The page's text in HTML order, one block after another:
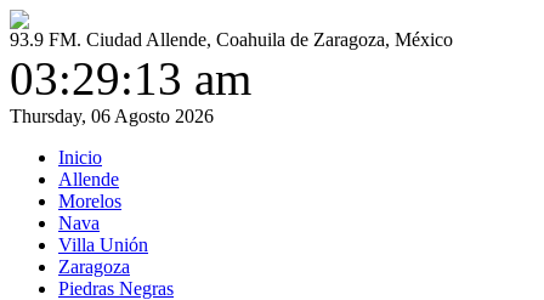
93.9 FM. Ciudad Allende, Coahuila de Zaragoza, México
03:29:13 am
Thursday, 06 Agosto 2026
Inicio
Allende
Morelos
Nava
Villa Unión
Zaragoza
Piedras Negras